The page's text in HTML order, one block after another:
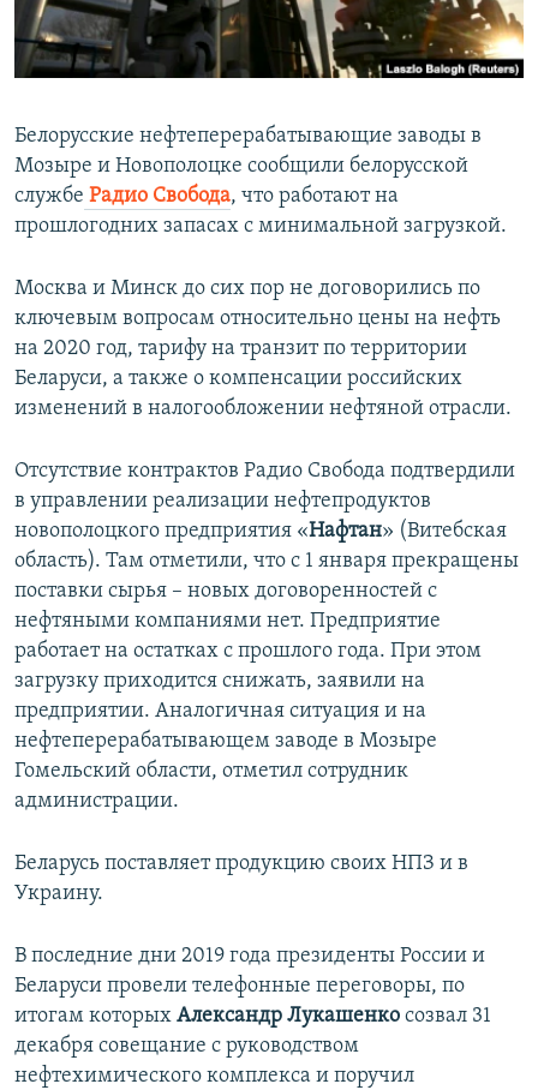
ПОБЕДИТЕЛЕЙ НЕ СУДЯТ?
КРЫМ.НЕПОКОРЕННЫЙ
УКРАИНСКАЯ ПРОБЛЕМА КРЫМА
ПРИСОЕДИНЯЙТЕСЬ!
Все сайты RFE/RL
Белорусские нефтеперерабатывающие заводы в
Мозыре и Новополоцке сообщили белорусской
службе Радио Свобода, что работают на
прошлогодних запасах с минимальной загрузкой.
Москва и Минск до сих пор не договорились по
ключевым вопросам относительно цены на нефть
на 2020 год, тарифу на транзит по территории
Беларуси, а также о компенсации российских
изменений в налогообложении нефтяной отрасли.
Отсутствие контрактов Радио Свобода подтвердили
в управлении реализации нефтепродуктов
новополоцкого предприятия «Нафтан» (Витебская
область). Там отметили, что с 1 января прекращены
поставки сырья – новых договоренностей с
нефтяными компаниями нет. Предприятие
работает на остатках с прошлого года. При этом
загрузку приходится снижать, заявили на
предприятии. Аналогичная ситуация и на
нефтеперерабатывающем заводе в Мозыре
Гомельский области, отметил сотрудник
администрации.
Беларусь поставляет продукцию своих НПЗ и в
Украину.
В последние дни 2019 года президенты России и
Беларуси провели телефонные переговоры, по
итогам которых Александр Лукашенко созвал 31
декабря совещание с руководством
нефтехимического комплекса и поручил